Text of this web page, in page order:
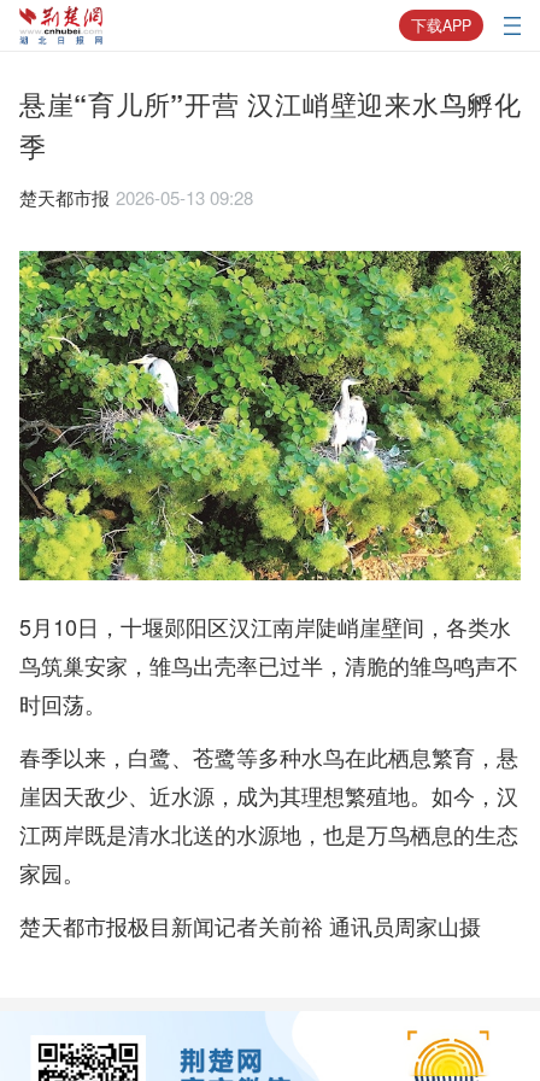
下载APP
悬崖“育儿所”开营 汉江峭壁迎来水鸟孵化
季
楚天都市报 2026-05-13 09:28
5月10日，十堰郧阳区汉江南岸陡峭崖壁间，各类水
鸟筑巢安家，雏鸟出壳率已过半，清脆的雏鸟鸣声不
时回荡。
春季以来，白鹭、苍鹭等多种水鸟在此栖息繁育，悬
崖因天敌少、近水源，成为其理想繁殖地。如今，汉
江两岸既是清水北送的水源地，也是万鸟栖息的生态
家园。
楚天都市报极目新闻记者关前裕 通讯员周家山摄